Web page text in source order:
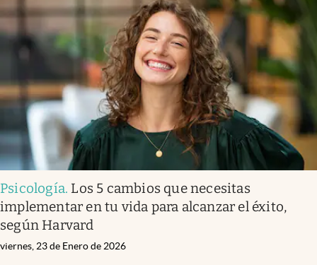
Psicología. Los 5 cambios que necesitas
implementar en tu vida para alcanzar el éxito,
según Harvard
viernes, 23 de Enero de 2026